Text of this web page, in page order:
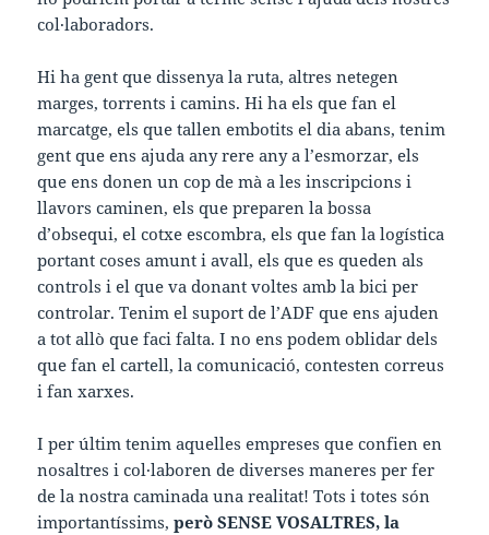
col·laboradors.
Hi ha gent que dissenya la ruta, altres netegen
marges, torrents i camins. Hi ha els que fan el
marcatge, els que tallen embotits el dia abans, tenim
gent que ens ajuda any rere any a l’esmorzar, els
que ens donen un cop de mà a les inscripcions i
llavors caminen, els que preparen la bossa
d’obsequi, el cotxe escombra, els que fan la logística
portant coses amunt i avall, els que es queden als
controls i el que va donant voltes amb la bici per
controlar. Tenim el suport de l’ADF que ens ajuden
a tot allò que faci falta. I no ens podem oblidar dels
que fan el cartell, la comunicació, contesten correus
i fan xarxes.
I per últim tenim aquelles empreses que confien en
nosaltres i col·laboren de diverses maneres per fer
de la nostra caminada una realitat! Tots i totes són
importantíssims,però SENSE VOSALTRES, la